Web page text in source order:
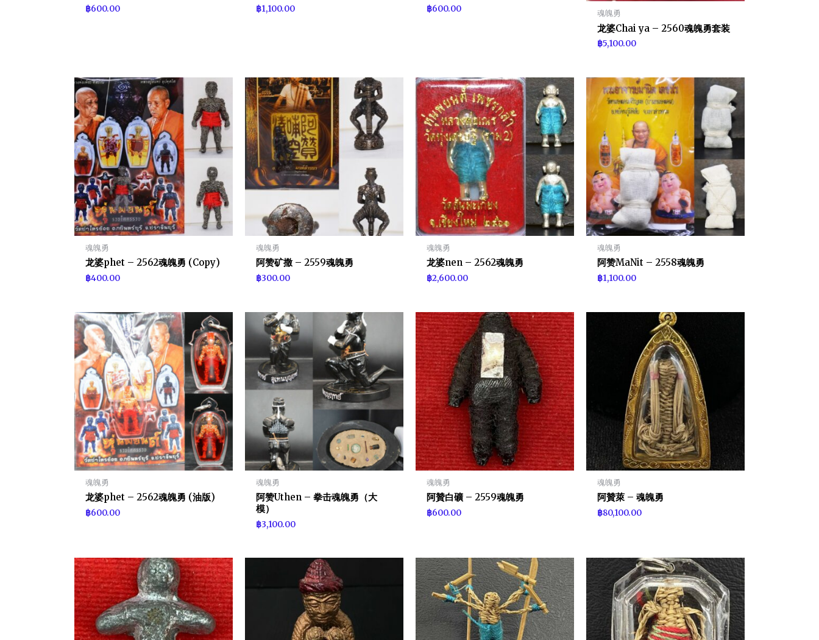
฿600.00 ฿1,100.00 ฿600.00 魂魄勇
龙婆Chai ya – 2560魂魄勇套装
฿5,100.00
魂魄勇
龙婆phet – 2562魂魄勇 (Copy)
฿400.00
魂魄勇
阿赞矿撒 – 2559魂魄勇
฿300.00
魂魄勇
龙婆nen – 2562魂魄勇
฿2,600.00
魂魄勇
阿赞MaNit – 2558魂魄勇
฿1,100.00
魂魄勇
龙婆phet – 2562魂魄勇 (油版)
฿600.00
魂魄勇
阿赞Uthen – 拳击魂魄勇（大
模）
฿3,100.00
魂魄勇
阿贊白礦 – 2559魂魄勇
฿600.00
魂魄勇
阿贊萊 – 魂魄勇
฿80,100.00